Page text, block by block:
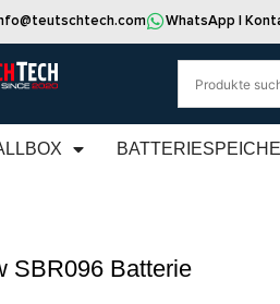
WhatsApp |
SBR096 Batterie